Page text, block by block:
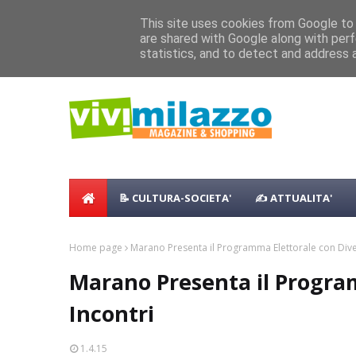
Concerto all’Alba a Milazzo con oltre
Milazzo 28ª Sagra del Pesce a
📝 CULTURA-SOCIETA' ✍ ATTUALITA'
Home page Marano Presenta il Programma Elettorale con
Marano Presenta il
Incontri
1.4.15
This site uses cookies from Google
are shared with Google along with
statistics, and to detect and address